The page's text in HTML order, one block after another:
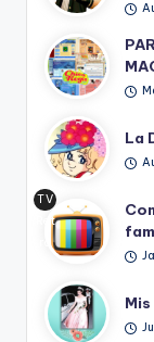
La
TV
Ret
ro